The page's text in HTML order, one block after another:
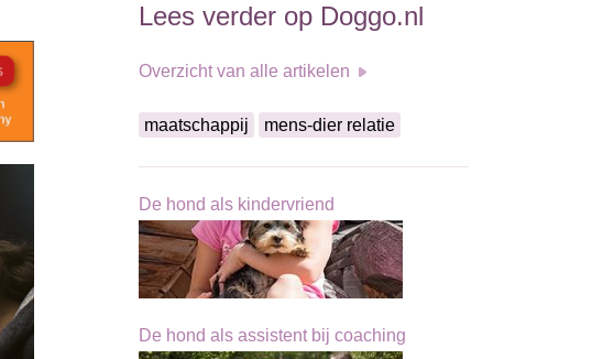
Lees verder op Doggo.nl
Overzicht van alle artikelen
maatschappij mens-dier relatie
De hond als kindervriend
De hond als assistent bij coaching